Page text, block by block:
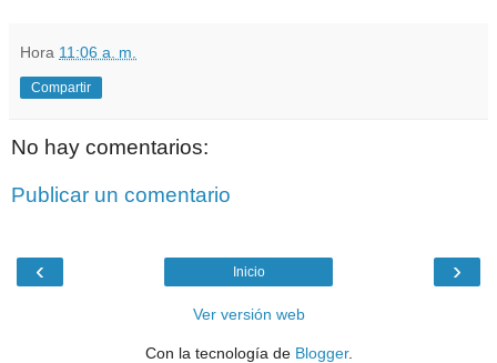
Hora 11:06 a. m.
Compartir
No hay comentarios:
Publicar un comentario
‹ ›
Inicio
Ver versión web
Con la tecnología de Blogger.